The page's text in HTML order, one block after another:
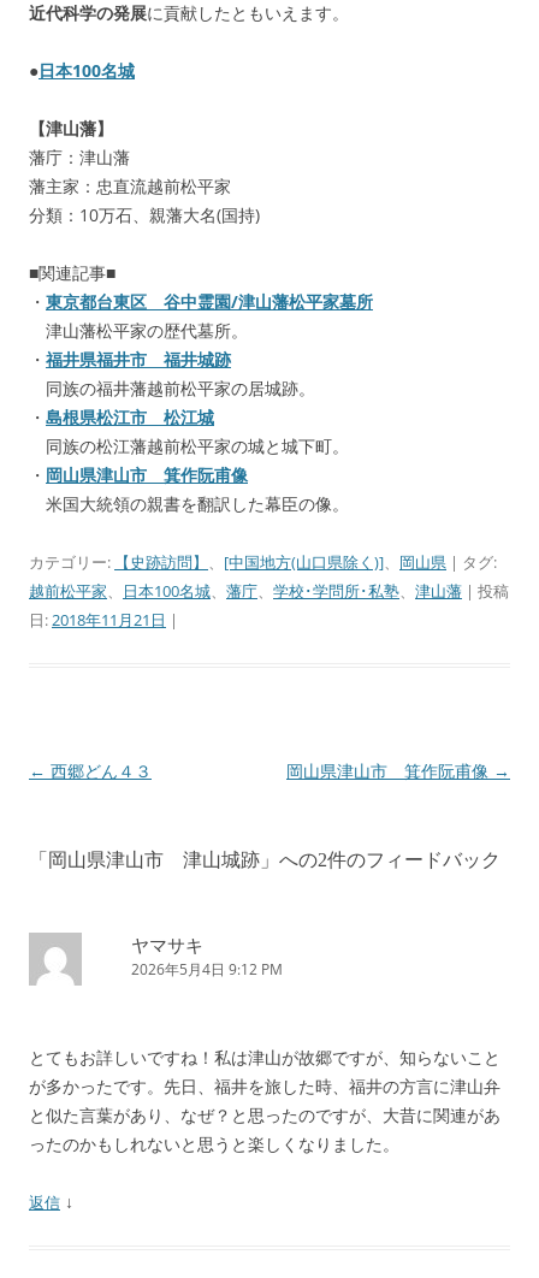
近代科学の発展に貢献したともいえます。
●日本100名城
【津山藩】
藩庁：津山藩
藩主家：忠直流越前松平家
分類：10万石、親藩大名(国持)
■関連記事■
・ 東京都台東区 谷中霊園/津山藩松平家墓所
津山藩松平家の歴代墓所。
・ 福井県福井市 福井城跡
同族の福井藩越前松平家の居城跡。
・ 島根県松江市 松江城
同族の松江藩越前松平家の城と城下町。
・ 岡山県津山市 箕作阮甫像
米国大統領の親書を翻訳した幕臣の像。
カテゴリー: 【史跡訪問】 、 [中国地方(山口県除く)]、 岡山県 | タグ:
越前松平家、 日本100名城、 藩庁、 学校･学問所･私塾、 津山藩 | 投稿
日:2018年11月21日 |
投
シ
← 西郷どん４３ 岡山県津山市 箕作阮甫像 →
「 岡山県津山市 津山城跡 」への2件のフィードバック
ヤマサキ
2026年5月4日 9:12 PM
とてもお詳しいですね！私は津山が故郷ですが、知らないこと
が多かったです。先日、福井を旅した時、福井の方言に津山弁
と似た言葉があり、なぜ？と思ったのですが、大昔に関連があ
ったのかもしれないと思うと楽しくなりました。
返信 ↓